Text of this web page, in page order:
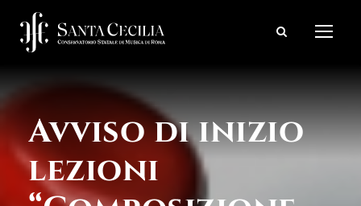
Avviso di inizio
lezioni